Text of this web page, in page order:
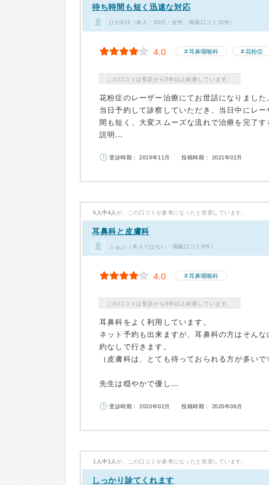
待ち時間も短く迅速な対応
ひわ816（本人・30代・女性・掲載口コミ10件）
4.0 耳鼻咽喉科 花粉症
この口コミは受診から5年以上経過しています。
花粉症のレーザー治療にてお世話になりました
当日予約して診察していただき、当日中にレ
間も短く、大変スムーズな流れで治療を完了
説明...
受診時期： 2019年11月 投稿時期： 2021年02月
5人中4人 が、この口コミが参考になったと投票しています。
耳鼻科と皮膚科
ふぁぶ（本人ではない・掲載口コミ9件）
4.0 耳鼻咽喉科
この口コミは受診から5年以上経過しています。
耳鼻科をよく利用しています。
ネット予約も出来ますが、耳鼻科の方はそん
約なしで行きます。
（皮膚科は、とても待っておられる方が多いで
先生は穏やかで優し...
受診時期： 2020年02月 投稿時期： 2020年06月
1人中1人 が、この口コミが参考になったと投票しています。
しっかり診てくれます